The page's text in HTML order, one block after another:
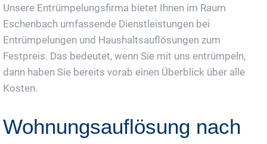
Unsere Entrümpelungsfirma bietet Ihnen im Raum
Eschenbach umfassende Dienstleistungen bei
Entrümpelungen und Haushaltsauflösungen zum
Festpreis. Das bedeutet, wenn Sie mit uns entrümpeln,
dann haben Sie bereits vorab einen Überblick über alle
Kosten.
Wohnungsauflösung nach